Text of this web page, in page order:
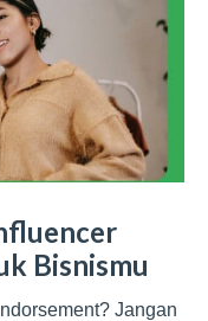
Bisnismu
Jangan